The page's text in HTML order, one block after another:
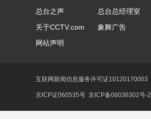
总台之声
总台总经理室
关于CCTV.com
象舞广告
网站声明
互联网新闻信息服务许可证10120170003
京ICP证060535号 京ICP备06036302号-2